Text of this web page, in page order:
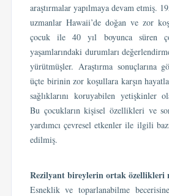
araştırmalar yapılmaya devam etmiş.
uzmanlar Hawaii’de doğan ve zor
çocuk ile 40 yıl boyunca süren
yaşamlarındaki durumları
yürütmüşler. Araştırma sonuçlarına
üçte birinin zor koşullara karşın
sağlıklarını koruyabilen yetişkinler
Bu çocukların kişisel özellikleri ve
yardımcı çevresel etkenler ile ilgili
edilmiş.
Rezilyant bireylerin ortak özellikleri
Esneklik ve toparlanabilme